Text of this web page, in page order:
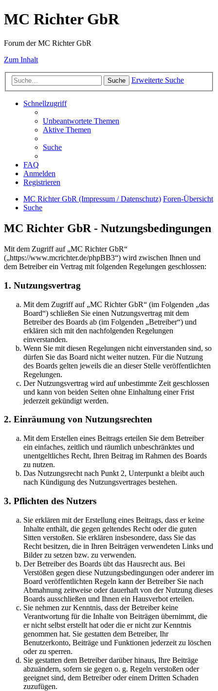
MC Richter GbR
Forum der MC Richter GbR
Zum Inhalt
Suche Erweiterte Suche
Schnellzugriff
Unbeantwortete Themen
Aktive Themen
Suche
FAQ
Anmelden
Registrieren
MC Richter GbR (Impressum / Datenschutz) Foren-Übersicht
Suche
MC Richter GbR - Nutzungsbedingungen
Mit dem Zugriff auf „MC Richter GbR“
(„https://www.mcrichter.de/phpBB3“) wird zwischen Ihnen und
dem Betreiber ein Vertrag mit folgenden Regelungen geschlossen:
1. Nutzungsvertrag
Mit dem Zugriff auf „MC Richter GbR“ (im Folgenden „das
Board“) schließen Sie einen Nutzungsvertrag mit dem
Betreiber des Boards ab (im Folgenden „Betreiber“) und
erklären sich mit den nachfolgenden Regelungen
einverstanden.
Wenn Sie mit diesen Regelungen nicht einverstanden sind, so
dürfen Sie das Board nicht weiter nutzen. Für die Nutzung
des Boards gelten jeweils die an dieser Stelle veröffentlichten
Regelungen.
Der Nutzungsvertrag wird auf unbestimmte Zeit geschlossen
und kann von beiden Seiten ohne Einhaltung einer Frist
jederzeit gekündigt werden.
2. Einräumung von Nutzungsrechten
Mit dem Erstellen eines Beitrags erteilen Sie dem Betreiber
ein einfaches, zeitlich und räumlich unbeschränktes und
unentgeltliches Recht, Ihren Beitrag im Rahmen des Boards
zu nutzen.
Das Nutzungsrecht nach Punkt 2, Unterpunkt a bleibt auch
nach Kündigung des Nutzungsvertrages bestehen.
3. Pflichten des Nutzers
Sie erklären mit der Erstellung eines Beitrags, dass er keine
Inhalte enthält, die gegen geltendes Recht oder die guten
Sitten verstoßen. Sie erklären insbesondere, dass Sie das
Recht besitzen, die in Ihren Beiträgen verwendeten Links und
Bilder zu setzen bzw. zu verwenden.
Der Betreiber des Boards übt das Hausrecht aus. Bei
Verstößen gegen diese Nutzungsbedingungen oder anderer im
Board veröffentlichten Regeln kann der Betreiber Sie nach
Abmahnung zeitweise oder dauerhaft von der Nutzung dieses
Boards ausschließen und Ihnen ein Hausverbot erteilen.
Sie nehmen zur Kenntnis, dass der Betreiber keine
Verantwortung für die Inhalte von Beiträgen übernimmt, die
er nicht selbst erstellt hat oder die er nicht zur Kenntnis
genommen hat. Sie gestatten dem Betreiber, Ihr
Benutzerkonto, Beiträge und Funktionen jederzeit zu löschen
oder zu sperren.
Sie gestatten dem Betreiber darüber hinaus, Ihre Beiträge
abzuändern, sofern sie gegen o. g. Regeln verstoßen oder
geeignet sind, dem Betreiber oder einem Dritten Schaden
zuzufügen.